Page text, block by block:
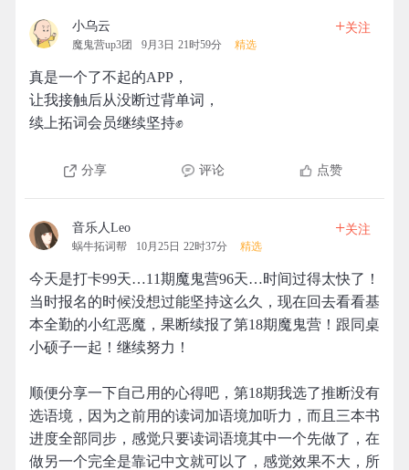
小乌云
魔鬼营up3团 9月3日 21时59分 精选
+关注
真是一个了不起的APP，
让我接触后从没断过背单词，
续上拓词会员继续坚持✊
分享 评论 点赞
音乐人Leo
蜗牛拓词帮 10月25日 22时37分 精选
+关注
今天是打卡99天…11期魔鬼营96天…时间过得太快了！
当时报名的时候没想过能坚持这么久，现在回去看看基
本全勤的小红恶魔，果断续报了第18期魔鬼营！跟同桌
小硕子一起！继续努力！
顺便分享一下自己用的心得吧，第18期我选了推断没有
选语境，因为之前用的读词加语境加听力，而且三本书
进度全部同步，感觉只要读词语境其中一个先做了，在
做另一个完全是靠记中文就可以了，感觉效果不大，所